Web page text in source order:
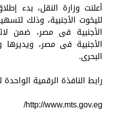
أعلنت وزارة النقل، بدء
لليخوت الأجنبية، وذلك
الأجنبية فى مصر، ضمن
الأجنبية فى مصر،
البحرى.
رابط النافذة الرقمية الواحدة
http://www.mts.gov.eg/